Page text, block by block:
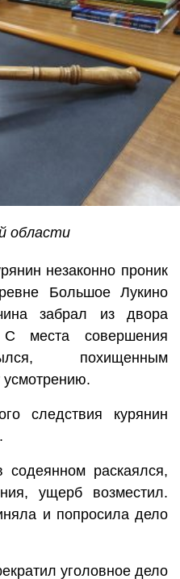
области
незаконно проник
Большое Лукино
забрал из двора
места совершения
похищенным
усмотрению.
следствия курянин
раскаялся,
ущерб возместил.
и попросила дело
уголовное дело